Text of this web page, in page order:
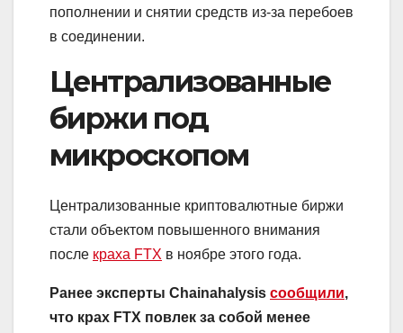
пополнении и снятии средств из-за перебоев
в соединении.
Централизованные
биржи под
микроскопом
Централизованные криптовалютные биржи
стали объектом повышенного внимания
после краха FTX в ноябре этого года.
Ранее эксперты Chainahalysis сообщили,
что крах FTX повлек за собой менее